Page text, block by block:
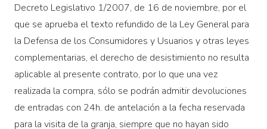
Decreto Legislativo 1/2007, de 16 de noviembre, por el
que se aprueba el texto refundido de la Ley General para
la Defensa de los Consumidores y Usuarios y otras leyes
complementarias, el derecho de desistimiento no resulta
aplicable al presente contrato, por lo que una vez
realizada la compra, sólo se podrán admitir devoluciones
de entradas con 24h. de antelación a la fecha reservada
para la visita de la granja, siempre que no hayan sido